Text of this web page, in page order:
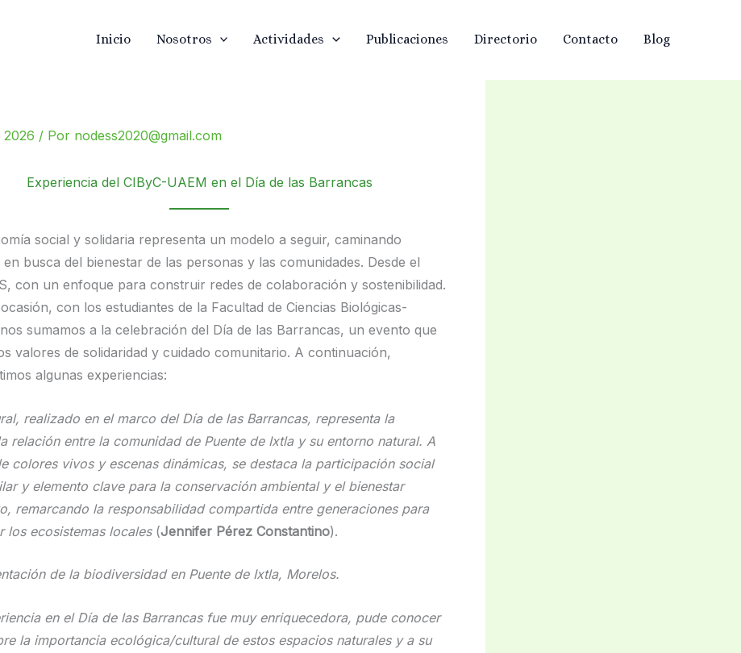
Inicio Nosotros Actividades Publicaciones Directorio Contacto Blog
2026 / Por nodess2020@gmail.com
Experiencia del CIByC-UAEM en el Día de las Barrancas
social y solidaria representa un modelo a seguir, caminando
en busca del bienestar de las personas y las comunidades. Desde el
con un enfoque para construir redes de colaboración y sostenibilidad.
con los estudiantes de la Facultad de Ciencias Biológicas-
sumamos a la celebración del Día de las Barrancas, un evento que
valores de solidaridad y cuidado comunitario. A continuación,
algunas experiencias:
realizado en el marco del Día de las Barrancas, representa la
relación entre la comunidad de Puente de Ixtla y su entorno natural. A
colores vivos y escenas dinámicas, se destaca la participación social
y elemento clave para la conservación ambiental y el bienestar
remarcando la responsabilidad compartida entre generaciones para
los ecosistemas locales(Jennifer Pérez Constantino).
de la biodiversidad en Puente de Ixtla, Morelos.
en el Día de las Barrancas fue muy enriquecedora, pude conocer
la importancia ecológica/cultural de estos espacios naturales y a su